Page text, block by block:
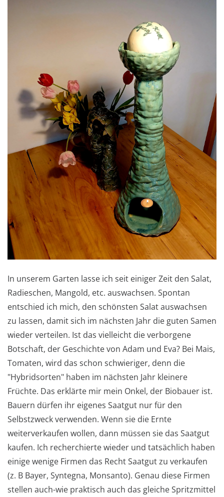
In unserem Garten lasse ich seit einiger Zeit den Salat,
Radieschen, Mangold, etc. auswachsen. Spontan
entschied ich mich, den schönsten Salat auswachsen
zu lassen, damit sich im nächsten Jahr die guten Samen
wieder verteilen. Ist das vielleicht die verborgene
Botschaft, der Geschichte von Adam und Eva? Bei Mais,
Tomaten, wird das schon schwieriger, denn die
"Hybridsorten" haben im nächsten Jahr kleinere
Früchte. Das erklärte mir mein Onkel, der Biobauer ist.
Bauern dürfen ihr eigenes Saatgut nur für den
Selbstzweck verwenden. Wenn sie die Ernte
weiterverkaufen wollen, dann müssen sie das Saatgut
kaufen. Ich recherchierte wieder und tatsächlich haben
einige wenige Firmen das Recht Saatgut zu verkaufen
(z. B Bayer, Syntegna, Monsanto). Genau diese Firmen
stellen auch-wie praktisch auch das gleiche Spritzmittel